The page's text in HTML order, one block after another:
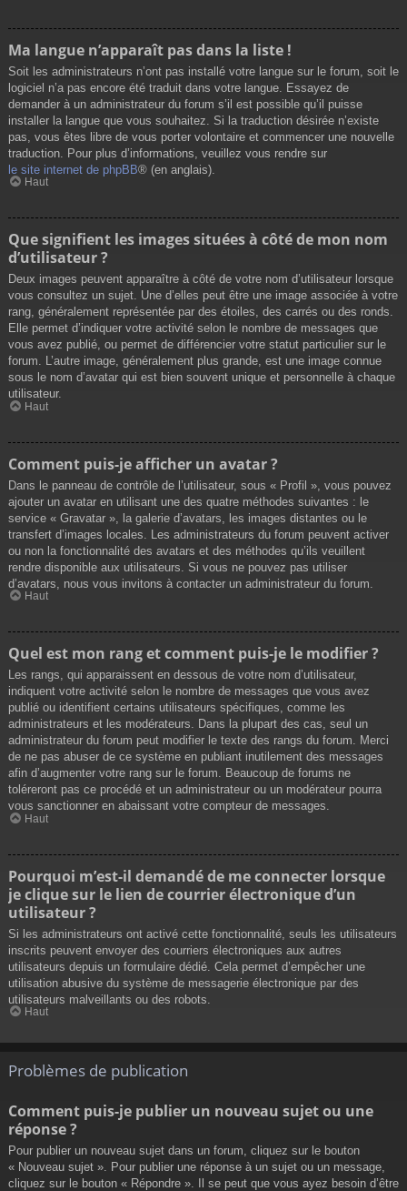
Ma langue n’apparaît pas dans la liste !
Soit les administrateurs n’ont pas installé votre langue sur le forum, soit le
logiciel n’a pas encore été traduit dans votre langue. Essayez de
demander à un administrateur du forum s’il est possible qu’il puisse
installer la langue que vous souhaitez. Si la traduction désirée n’existe
pas, vous êtes libre de vous porter volontaire et commencer une nouvelle
traduction. Pour plus d’informations, veuillez vous rendre sur
le site internet de phpBB® (en anglais).
Haut
Que signifient les images situées à côté de mon nom
d’utilisateur ?
Deux images peuvent apparaître à côté de votre nom d’utilisateur lorsque
vous consultez un sujet. Une d’elles peut être une image associée à votre
rang, généralement représentée par des étoiles, des carrés ou des ronds.
Elle permet d’indiquer votre activité selon le nombre de messages que
vous avez publié, ou permet de différencier votre statut particulier sur le
forum. L’autre image, généralement plus grande, est une image connue
sous le nom d’avatar qui est bien souvent unique et personnelle à chaque
utilisateur.
Haut
Comment puis-je afficher un avatar ?
Dans le panneau de contrôle de l’utilisateur, sous « Profil », vous pouvez
ajouter un avatar en utilisant une des quatre méthodes suivantes : le
service « Gravatar », la galerie d’avatars, les images distantes ou le
transfert d’images locales. Les administrateurs du forum peuvent activer
ou non la fonctionnalité des avatars et des méthodes qu’ils veuillent
rendre disponible aux utilisateurs. Si vous ne pouvez pas utiliser
d’avatars, nous vous invitons à contacter un administrateur du forum.
Haut
Quel est mon rang et comment puis-je le modifier ?
Les rangs, qui apparaissent en dessous de votre nom d’utilisateur,
indiquent votre activité selon le nombre de messages que vous avez
publié ou identifient certains utilisateurs spécifiques, comme les
administrateurs et les modérateurs. Dans la plupart des cas, seul un
administrateur du forum peut modifier le texte des rangs du forum. Merci
de ne pas abuser de ce système en publiant inutilement des messages
afin d’augmenter votre rang sur le forum. Beaucoup de forums ne
toléreront pas ce procédé et un administrateur ou un modérateur pourra
vous sanctionner en abaissant votre compteur de messages.
Haut
Pourquoi m’est-il demandé de me connecter lorsque
je clique sur le lien de courrier électronique d’un
utilisateur ?
Si les administrateurs ont activé cette fonctionnalité, seuls les utilisateurs
inscrits peuvent envoyer des courriers électroniques aux autres
utilisateurs depuis un formulaire dédié. Cela permet d’empêcher une
utilisation abusive du système de messagerie électronique par des
utilisateurs malveillants ou des robots.
Haut
Problèmes de publication
Comment puis-je publier un nouveau sujet ou une
réponse ?
Pour publier un nouveau sujet dans un forum, cliquez sur le bouton
« Nouveau sujet ». Pour publier une réponse à un sujet ou un message,
cliquez sur le bouton « Répondre ». Il se peut que vous ayez besoin d’être